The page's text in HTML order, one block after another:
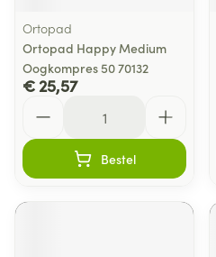
Ortopad
Ortopad Happy Medium
Oogkompres 50 70132
€ 25,57
Bestel